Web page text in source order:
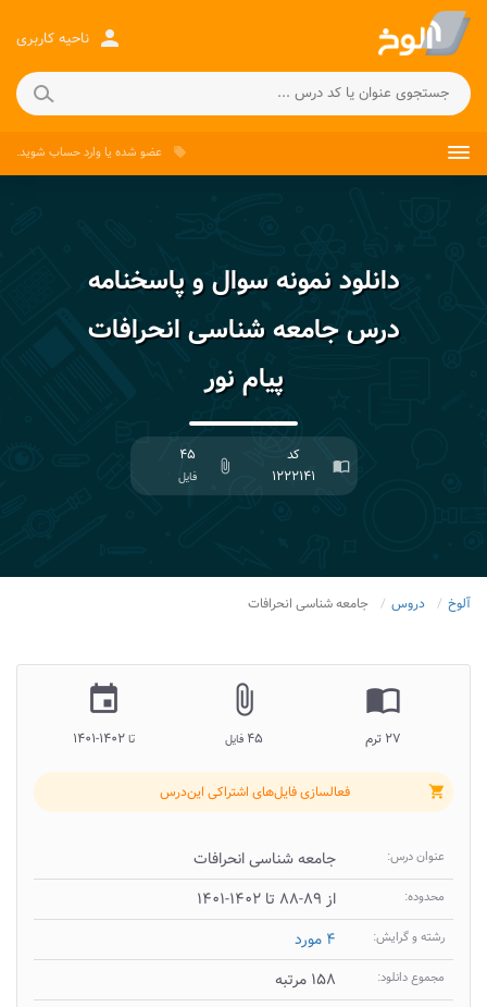
person ناحیه کاربری
local_offer عضو شده یاوارد حساب شوید.
دانلود نمونه سوال و پاسخنامه
درس جامعه شناسی انحرافات
پیام نور
import_contacts
کد
۱۲۲۲۱۴۱
attach_file
۴۵
فایل
آلوخ دروس جامعه شناسی انحرافات
import_contacts
۲۷ ترم
attach_file
۴۵ فایل
insert_invitation
تا۱۴۰۲-۱۴۰۱
shopping_cart فعالسازی فایل‌های اشتراکی این‌درس
عنوان درس: جامعه شناسی انحرافات
محدوده: از ۸۹-۸۸ تا ۱۴۰۲-۱۴۰۱
رشته و گرایش: ۴ مورد
مجموع دانلود: ۱۵۸ مرتبه